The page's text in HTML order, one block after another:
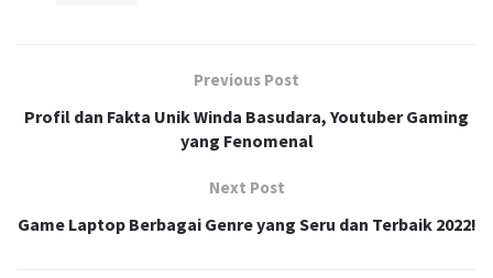
Previous Post
Profil dan Fakta Unik Winda Basudara, Youtuber Gaming
yang Fenomenal
Next Post
Game Laptop Berbagai Genre yang Seru dan Terbaik 2022!